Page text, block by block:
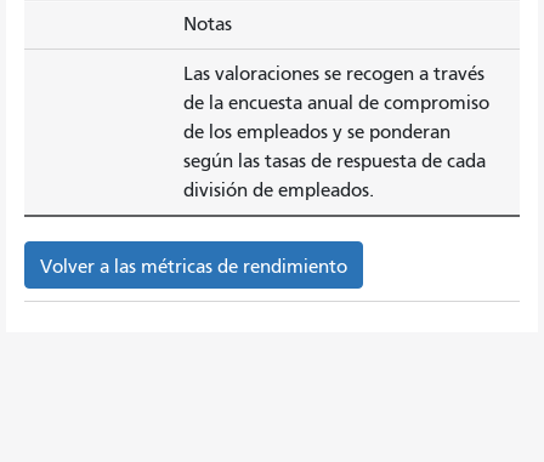
Notas
Las valoraciones se recogen a través
de la encuesta anual de compromiso
de los empleados y se ponderan
según las tasas de respuesta de cada
división de empleados.
Volver a las métricas de rendimiento